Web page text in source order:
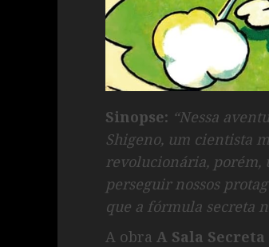
Sinopse: “Nessa
Shigeno, um cientista
revolucionária, porém,
perseguir nossos
que a fórmula secreta
A obra A Sala Secreta